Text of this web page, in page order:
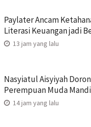
Paylater Ancam
Literasi Keuangan jadi
13 jam yang lalu
Nasyiatul Aisyiyah
Perempuan Muda
14 jam yang lalu